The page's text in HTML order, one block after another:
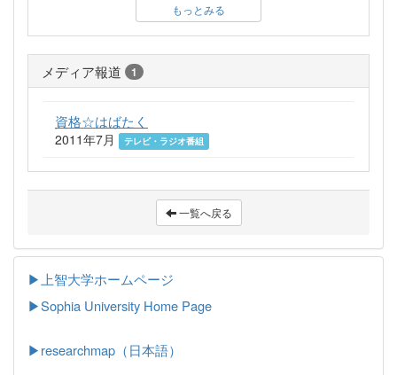
もっとみる
メディア報道 1
資格☆はばたく
2011年7月 テレビ・ラジオ番組
一覧へ戻る
▶上智大学ホームページ
▶Sophia University Home Page
▶researchmap（日本語）